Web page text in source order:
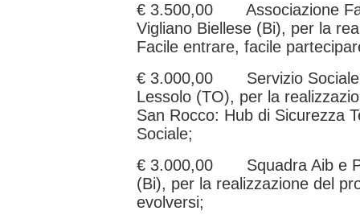
€ 3.500,00 Associazione
Vigliano Biellese (Bi), per la
Facile entrare, facile
€ 3.000,00 Servizio Sociale
Lessolo (TO), per la
San Rocco: Hub di Sicurezza
Sociale;
€ 3.000,00 Squadra Aib e
(Bi), per la realizzazione del
evolversi;